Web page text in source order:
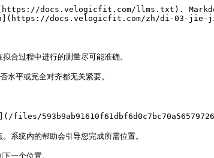
docs.velogicfit.com/llms.txt).
docs.velogicfit.com/zh/di-03-jie-
合过程中进行的测量尽可能准确。
水平或完全对齐都无关紧要。
](/files/
系统内的帮助会引导您完成所需位置。
一个位置。